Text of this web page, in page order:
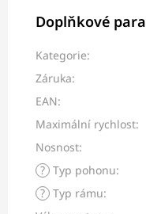
Doplňkové
Kategorie:
Záruka:
EAN:
Maximální rychlost:
Nosnost:
? Typ pohonu:
? Typ rámu: